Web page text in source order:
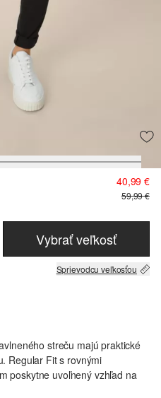
40,99 €
59,99 €
Vybrať veľkosť
Sprievodcu veľkosťou
streču majú praktické
Regular Fit s rovnými
poskytne uvoľnený vzhľad na